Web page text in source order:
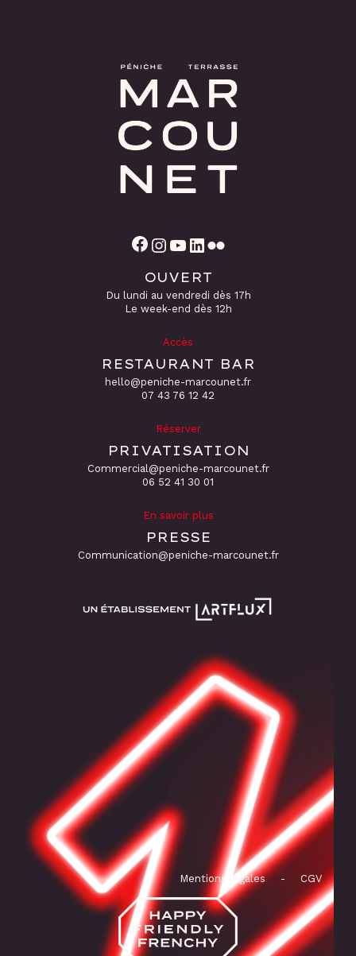
Facebook Instagram YouTube
OUVERT
Du lundi au vendredi dès 17h
Le week-end dès 12h
Accès
RESTAURANT BAR
hello@peniche-marcounet.fr
‭07 43 76 12 42
Réserver
PRIVATISATION
Commercial@peniche-marcounet.fr
06 52 41 30 01
En savoir plus
PRESSE
Communication@peniche-marcounet.fr
Mentions légales - CGV